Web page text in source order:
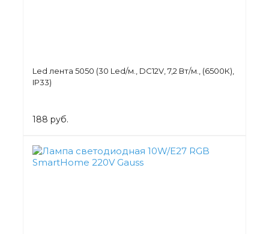
Led лента 5050 (30 Led/м., DC12V, 7,2 Вт/м., (6500К),
IP33)
188 руб.